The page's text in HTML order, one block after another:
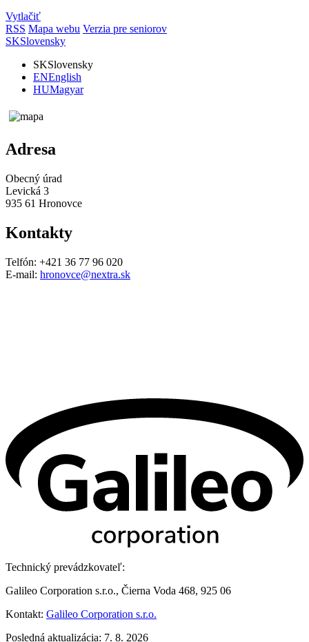
Vytlačiť
RSS Mapa webu Verzia pre seniorov
SKSlovensky
SKSlovensky
ENEnglish
HUMagyar
Adresa
Obecný úrad
Levická 3
935 61 Hronovce
Kontakty
Telfón: +421 36 77 96 020
E-mail: hronovce@nextra.sk
Technický prevádzkovateľ:
Galileo Corporation s.r.o., Čierna Voda 468, 925 06
Kontakt: Galileo Corporation s.r.o.
Posledná aktualizácia: 7. 8. 2026